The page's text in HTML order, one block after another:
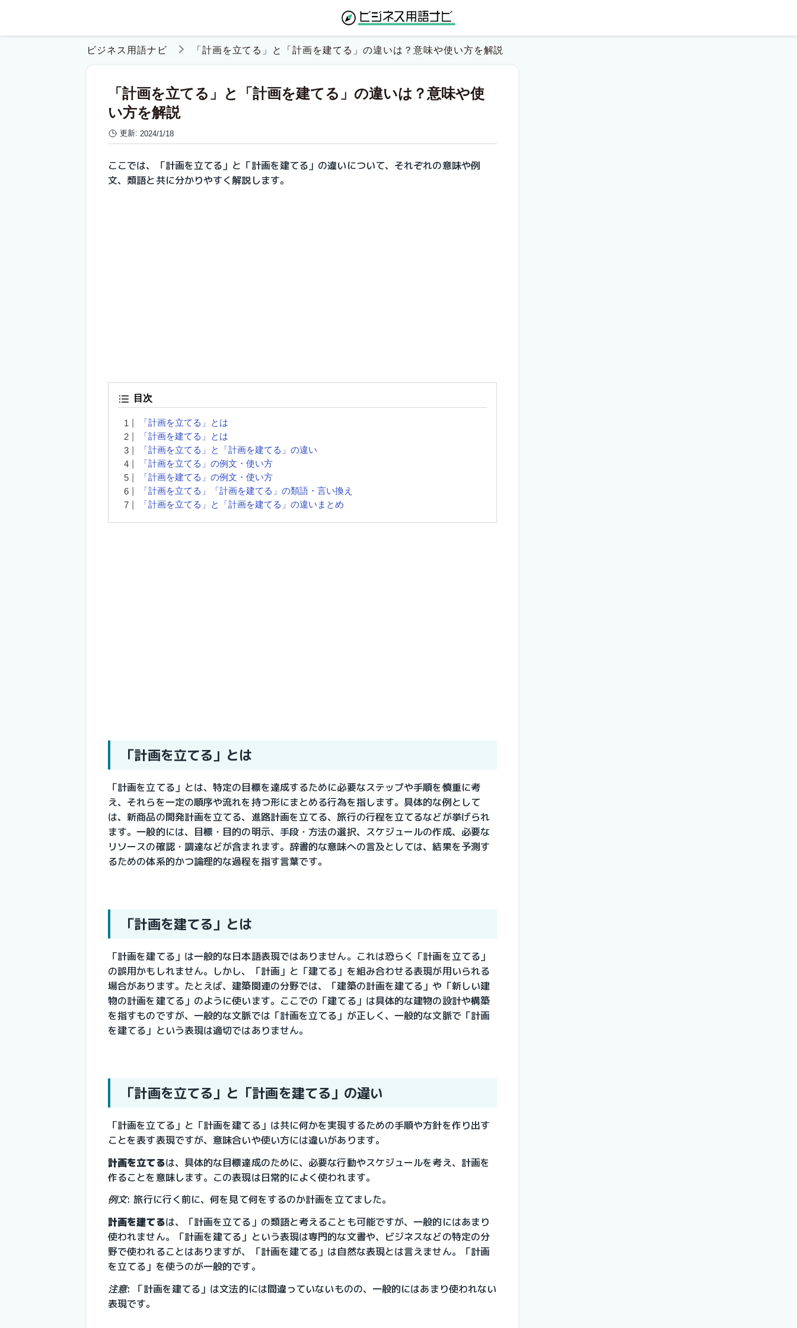
ビジネス用語ナビ 「計画を立てる」と「計画を建てる」の違いは？意味や使い方を解説
「計画を立てる」と「計画を建てる」の違いは？意味や使
い方を解説
更新: 2024/1/18
ここでは、「計画を立てる」と「計画を建てる」の違いについて、それぞれの意味や例
文、類語と共に分かりやすく解説します。
目次
「計画を立てる」とは
「計画を建てる」とは
「計画を立てる」と「計画を建てる」の違い
「計画を立てる」の例文・使い方
「計画を建てる」の例文・使い方
「計画を立てる」「計画を建てる」の類語・言い換え
「計画を立てる」と「計画を建てる」の違いまとめ
「計画を立てる」とは
「計画を立てる」とは、特定の目標を達成するために必要なステップや手順を慎重に考
え、それらを一定の順序や流れを持つ形にまとめる行為を指します。具体的な例として
は、新商品の開発計画を立てる、進路計画を立てる、旅行の行程を立てるなどが挙げられ
ます。一般的には、目標・目的の明示、手段・方法の選択、スケジュールの作成、必要な
リソースの確認・調達などが含まれます。辞書的な意味への言及としては、結果を予測す
るための体系的かつ論理的な過程を指す言葉です。
「計画を建てる」とは
「計画を建てる」は一般的な日本語表現ではありません。これは恐らく「計画を立てる」
の誤用かもしれません。しかし、「計画」と「建てる」を組み合わせる表現が用いられる
場合があります。たとえば、建築関連の分野では、「建築の計画を建てる」や「新しい建
物の計画を建てる」のように使います。ここでの「建てる」は具体的な建物の設計や構築
を指すものですが、一般的な文脈では「計画を立てる」が正しく、一般的な文脈で「計画
を建てる」という表現は適切ではありません。
「計画を立てる」と「計画を建てる」の違い
「計画を立てる」と「計画を建てる」は共に何かを実現するための手順や方針を作り出す
ことを表す表現ですが、意味合いや使い方には違いがあります。
計画を立てるは、具体的な目標達成のために、必要な行動やスケジュールを考え、計画を
作ることを意味します。この表現は日常的によく使われます。
例文: 旅行に行く前に、何を見て何をするのか計画を立てました。
計画を建てるは、「計画を立てる」の類語と考えることも可能ですが、一般的にはあまり
使われません。「計画を建てる」という表現は専門的な文書や、ビジネスなどの特定の分
野で使われることはありますが、「計画を建てる」は自然な表現とは言えません。「計画
を立てる」を使うのが一般的です。
注意: 「計画を建てる」は文法的には間違っていないものの、一般的にはあまり使われない
表現です。